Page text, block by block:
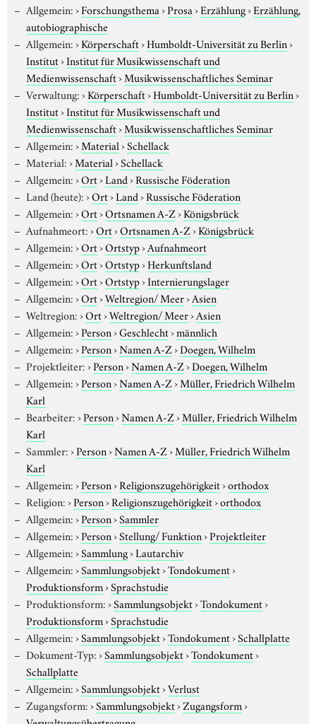
Allgemein:›Forschungsthema›Prosa›Erzählung›Erzählung,
autobiographische
Allgemein:›Körperschaft›Humboldt-Universität zu Berlin›
Institut›Institut für Musikwissenschaft und
Medienwissenschaft›Musikwissenschaftliches Seminar
Verwaltung:›Körperschaft›Humboldt-Universität zu Berlin›
Institut›Institut für Musikwissenschaft und
Medienwissenschaft›Musikwissenschaftliches Seminar
Allgemein:›Material›Schellack
Material:›Material›Schellack
Allgemein:›Ort›Land›Russische Föderation
Land (heute):›Ort›Land›Russische Föderation
Allgemein:›Ort›Ortsnamen A-Z›Königsbrück
Aufnahmeort:›Ort›Ortsnamen A-Z›Königsbrück
Allgemein:›Ort›Ortstyp›Aufnahmeort
Allgemein:›Ort›Ortstyp›Herkunftsland
Allgemein:›Ort›Ortstyp›Internierungslager
Allgemein:›Ort›Weltregion/ Meer›Asien
Weltregion:›Ort›Weltregion/ Meer›Asien
Allgemein:›Person›Geschlecht›männlich
Allgemein:›Person›Namen A-Z›Doegen, Wilhelm
Projektleiter:›Person›Namen A-Z›Doegen, Wilhelm
Allgemein:›Person›Namen A-Z›Müller, Friedrich Wilhelm
Karl
Bearbeiter:›Person›Namen A-Z›Müller, Friedrich Wilhelm
Karl
Sammler:›Person›Namen A-Z›Müller, Friedrich Wilhelm
Karl
Allgemein:›Person›Religionszugehörigkeit›orthodox
Religion:›Person›Religionszugehörigkeit›orthodox
Allgemein:›Person›Sammler
Allgemein:›Person›Stellung/ Funktion›Projektleiter
Allgemein:›Sammlung›Lautarchiv
Allgemein:›Sammlungsobjekt›Tondokument›
Produktionsform›Sprachstudie
Produktionsform:›Sammlungsobjekt›Tondokument›
Produktionsform›Sprachstudie
Allgemein:›Sammlungsobjekt›Tondokument›Schallplatte
Dokument-Typ:›Sammlungsobjekt›Tondokument›
Schallplatte
Allgemein:›Sammlungsobjekt›Verlust
Zugangsform:›Sammlungsobjekt›Zugangsform›